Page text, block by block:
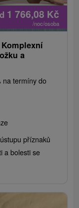
1 766,08 Kč
/noc/osoba
a
na termíny do
příznaků
a bolesti se